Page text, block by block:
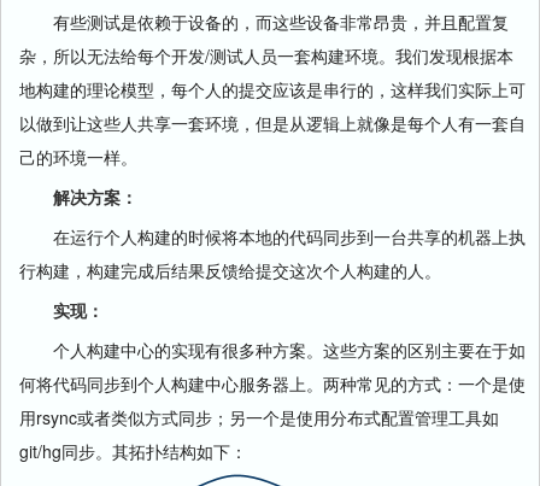
有些测试是依赖于设备的，而这些设备非常昂贵，并且配置复
杂，所以无法给每个开发/测试人员一套构建环境。我们发现根据本
地构建的理论模型，每个人的提交应该是串行的，这样我们实际上可
以做到让这些人共享一套环境，但是从逻辑上就像是每个人有一套自
己的环境一样。
解决方案：
在运行个人构建的时候将本地的代码同步到一台共享的机器上执
行构建，构建完成后结果反馈给提交这次个人构建的人。
实现：
个人构建中心的实现有很多种方案。这些方案的区别主要在于如
何将代码同步到个人构建中心服务器上。两种常见的方式：一个是使
用rsync或者类似方式同步；另一个是使用分布式配置管理工具如
git/hg同步。其拓扑结构如下：